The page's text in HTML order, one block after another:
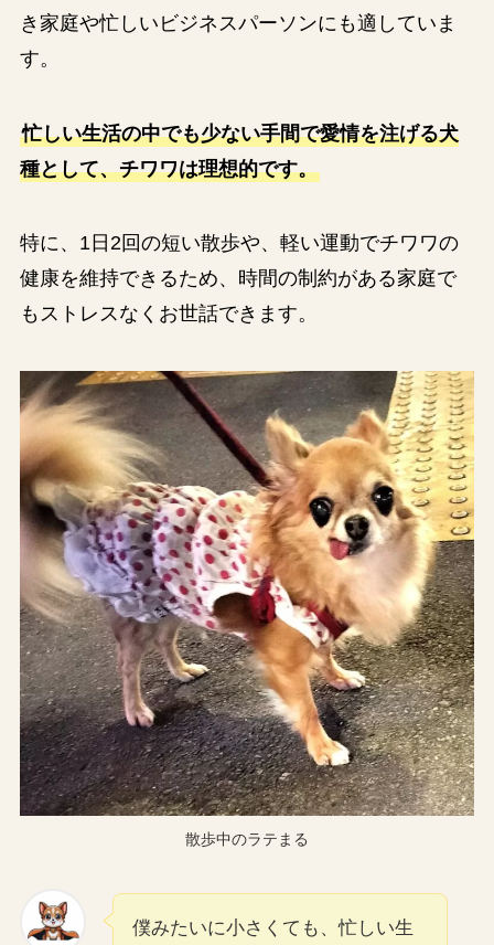
き家庭や忙しいビジネスパーソンにも適していま
す。
忙しい生活の中でも少ない手間で愛情を注げる犬
種として、チワワは理想的です。
特に、1日2回の短い散歩や、軽い運動でチワワの
健康を維持できるため、時間の制約がある家庭で
もストレスなくお世話できます。
散歩中のラテまる
僕みたいに小さくても、忙しい生